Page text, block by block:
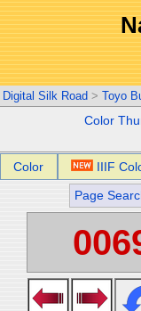
Digital Silk Road > Toyo
Color
Color IIIF
Page